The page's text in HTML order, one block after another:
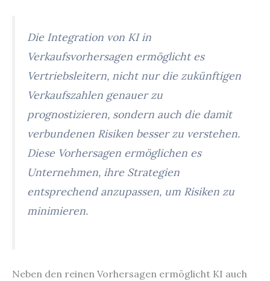
Die Integration von KI in
Verkaufsvorhersagen ermöglicht es
Vertriebsleitern, nicht nur die zukünftigen
Verkaufszahlen genauer zu
prognostizieren, sondern auch die damit
verbundenen Risiken besser zu verstehen.
Diese Vorhersagen ermöglichen es
Unternehmen, ihre Strategien
entsprechend anzupassen, um Risiken zu
minimieren.
Neben den reinen Vorhersagen ermöglicht KI auch